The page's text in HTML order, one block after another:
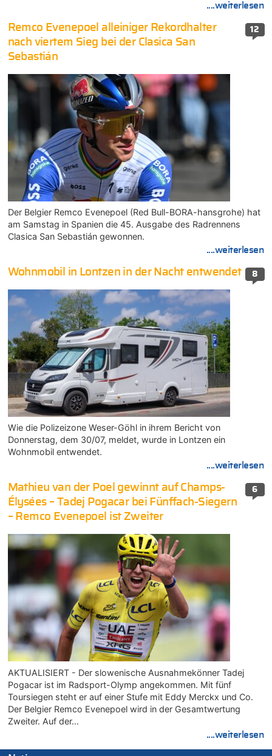
....weiterlesen
12
Remco Evenepoel alleiniger Rekordhalter
nach viertem Sieg bei der Clasica San
Sebastián
Der Belgier Remco Evenepoel (Red Bull-BORA-hansgrohe) hat
am Samstag in Spanien die 45. Ausgabe des Radrennens
Clasica San Sebastián gewonnen.
....weiterlesen
8
Wohnmobil in Lontzen in der Nacht entwendet
Wie die Polizeizone Weser-Göhl in ihrem Bericht von
Donnerstag, dem 30/07, meldet, wurde in Lontzen ein
Wohnmobil entwendet.
....weiterlesen
6
Mathieu van der Poel gewinnt auf Champs-
Élysées – Tadej Pogacar bei Fünffach-Siegern
– Remco Evenepoel ist Zweiter
AKTUALISIERT - Der slowenische Ausnahmekönner Tadej
Pogacar ist im Radsport-Olymp angekommen. Mit fünf
Toursiegen steht er auf einer Stufe mit Eddy Merckx und Co.
Der Belgier Remco Evenepoel wird in der Gesamtwertung
Zweiter. Auf der…
....weiterlesen